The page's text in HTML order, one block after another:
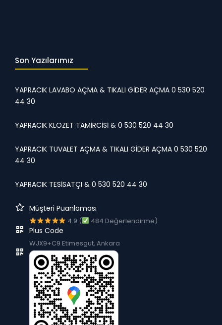
Son Yazılarımız
YAPRACIK LAVABO AÇMA & TIKALI GİDER AÇMA 0 530 520
44 30
YAPRACIK KLOZET TAMİRCİSİ & 0 530 520 44 30
YAPRACIK TUVALET AÇMA & TIKALI GİDER AÇMA 0 530 520
44 30
YAPRACIK TESİSATÇI & 0 530 520 44 30
Müşteri Puanlaması
4.9 ( 484 Değerlendirme)
Plus Code
WJX9+C9 Etimesgut, Ankara